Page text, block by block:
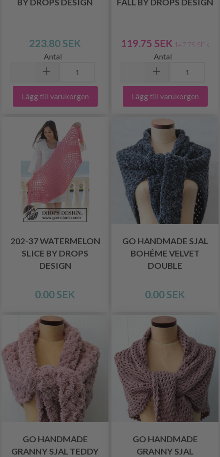
223.80 SEK
Antal
Lägg till varukorgen
119.75 SEK 147.75 SEK
Antal
Lägg till varukorgen
202-37 WATERMELON
SLICE BY DROPS
DESIGN
0.00 SEK
GO HANDMADE SJAL
BOHÉME VELVET
DOUBLE
0.00 SEK
GO HANDMADE
GRANNY SJAL TEDDY
GO HANDMADE
GRANNY SJAL